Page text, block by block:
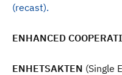
(recast).
ENHANCED
ENHETSAKTEN (Single